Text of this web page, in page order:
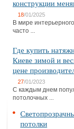
конструкции
18/01/2025
В мире
часто ...
Где купить
Киеве зимой и
цене
27/01/2023
С каждым днем
потолочных ...
потолки